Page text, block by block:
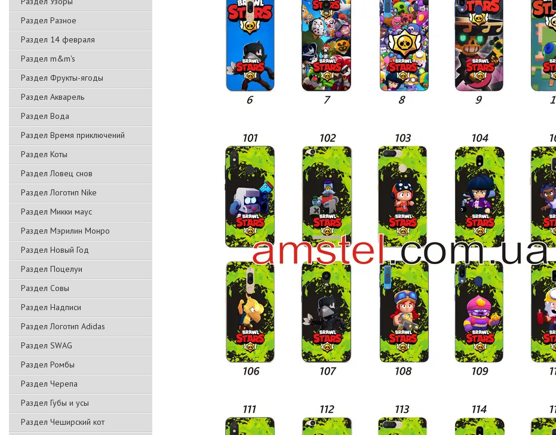
Раздел Разное
Раздел 14 февраля
Раздел m&m's
Раздел Фрукты-ягоды
Раздел Акварель
Раздел Вода
Раздел Время приключений
Раздел Коты
Раздел Ловец снов
Раздел Логотип Nike
Раздел Микки маус
Раздел Мэрилин Монро
Раздел Новый Год
Раздел Поцелуи
Раздел Совы
Раздел Надписи
Раздел Логотип Adidas
Раздел SWAG
Раздел Ромбы
Раздел Черепа
Раздел Губы и усы
Раздел Чеширский кот